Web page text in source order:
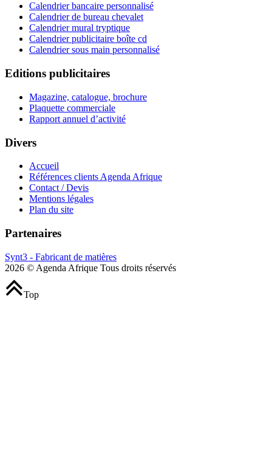
Calendrier bancaire personnalisé
Calendrier de bureau chevalet
Calendrier mural tryptique
Calendrier publicitaire boîte cd
Calendrier sous main personnalisé
Editions publicitaires
Magazine, catalogue, brochure
Plaquette commerciale
Rapport annuel d’activité
Divers
Accueil
Références clients Agenda Afrique
Contact / Devis
Mentions légales
Plan du site
Partenaires
Synt3 - Fabricant de matières
2026 © Agenda Afrique Tous droits réservés
Top